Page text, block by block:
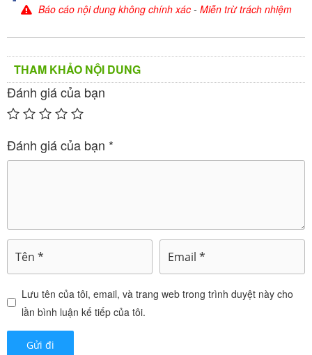
mệt mỏi, phụ nữ mang thai, thời kỳ cho con bú và
trong suốt quá trình điều trị và phục hồi sức khỏe.
Cách dùng – liều dùng của Roman-C
Người lớn và trẻ em trên 15 tuổi: 1 gói x 2 lần/ngày
sau bữa ăn.
Trẻ em 8-14 tuổi: 1/2 gói x 2 lần/ngày sau bữa ăn.
Seroquel XR 50mg
346.050₫
Báo cáo nội dung không chính xác- Miễn trừ trách nhiệm
THAM KHẢO NỘI DUNG
Đánh giá của bạn
Đánh giá của bạn *
Lưu tên của tôi, email, và trang web trong trình duyệt này cho
lần bình luận kế tiếp của tôi.